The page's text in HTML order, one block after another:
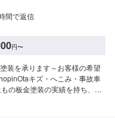
間で返信
円〜
装を承ります～お客様の希望
キズ・へこみ・事故車
の板金塗装の実績を持ち、太